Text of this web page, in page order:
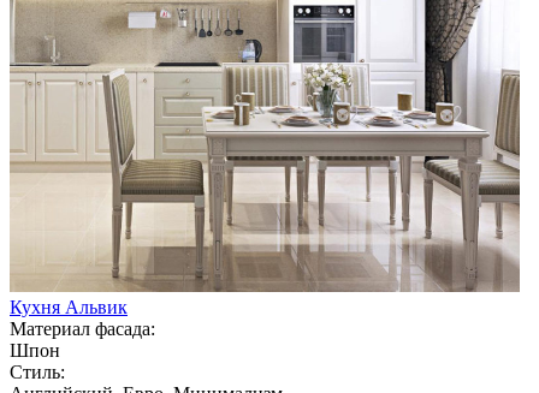
Кухня Альвик
Материал фасада:
Шпон
Стиль: